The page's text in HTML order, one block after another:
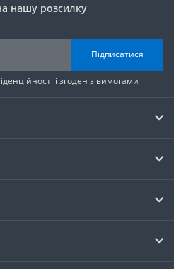
нашу розсилку
Підписатися
і згоден з вимогами